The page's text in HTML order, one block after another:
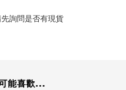
先詢問是否有現貨
能喜歡...